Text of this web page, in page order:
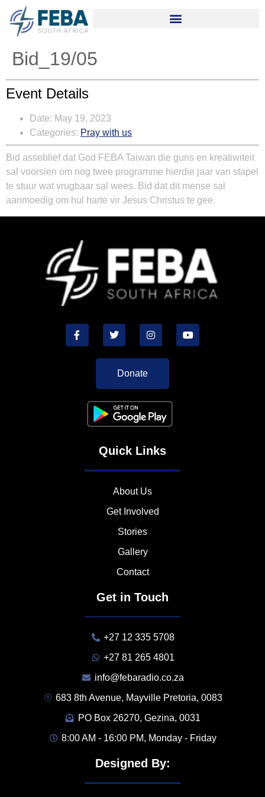
Bid_19/05
Event Details
Date: May 19, 2023
Categories: Pray with us
Bid asseblief dat God FEBA Taiwan die guns en kreatiwiteit
sal voorsien om nog twee programme hierdie jaar van stapel
te stuur wat vrugbaar sal wees. Bid dat dit mense sal
aanmoedig om hul harte vir Jesus Christus te gee.
Donate
Quick Links
About Us
Get Involved
Stories
Gallery
Contact
Get in Touch
+27 12 335 5708
+27 81 265 4801
info@febaradio.co.za
683 8th Avenue, Mayville Pretoria, 0083
PO Box 26270, Gezina, 0031
8:00 AM - 16:00 PM, Monday - Friday
Designed By: